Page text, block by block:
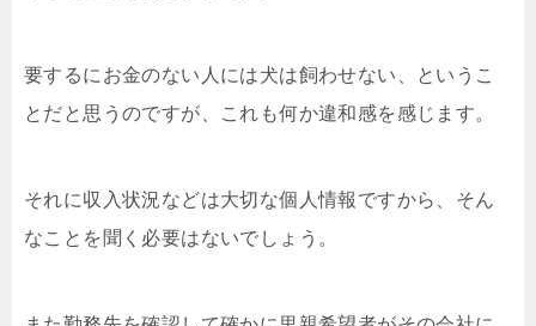
要するにお金のない人には犬は飼わせない、というこ
とだと思うのですが、これも何か違和感を感じます。
それに収入状況などは大切な個人情報ですから、そん
なことを聞く必要はないでしょう。